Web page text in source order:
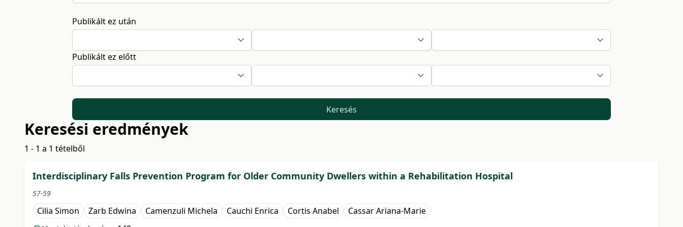
Publikált ez után
Publikált ez előtt
Keresés
Keresési eredmények
1 - 1 a 1 tételből
Interdisciplinary Falls Prevention Program for Older Community Dwellers within a Rehabilitation Hospital
57-59
Cilia Simon Zarb Edwina Camenzuli Michela Cauchi Enrica Cortis Anabel Cassar Ariana-Marie